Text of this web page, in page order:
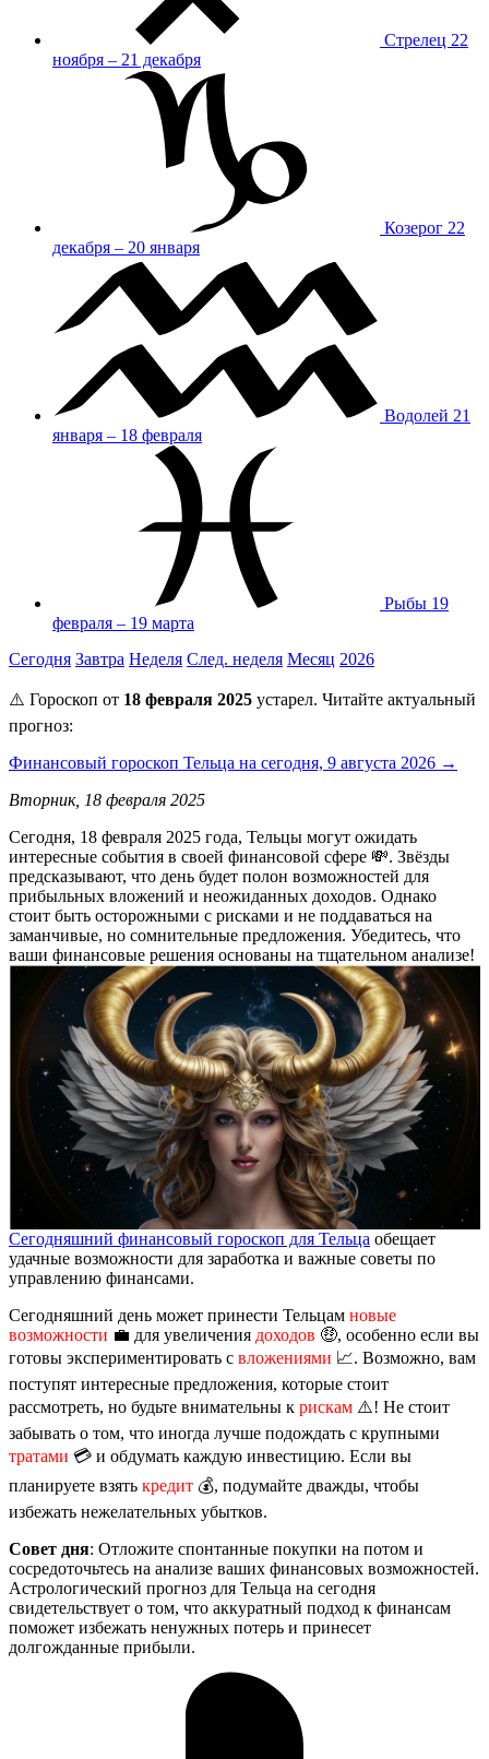
Стрелец 22
ноября – 21 декабря
Козерог 22
декабря – 20 января
Водолей 21
января – 18 февраля
Рыбы 19
февраля – 19 марта
Сегодня Завтра Неделя След. неделя Месяц 2026
⚠️ Гороскоп от 18 февраля 2025 устарел. Читайте актуальный
прогноз:
Финансовый гороскоп Тельца на сегодня, 9 августа 2026 →
Вторник, 18 февраля 2025
Сегодня, 18 февраля 2025 года, Тельцы могут ожидать
интересные события в своей финансовой сфере 💸. Звёзды
предсказывают, что день будет полон возможностей для
прибыльных вложений и неожиданных доходов. Однако
стоит быть осторожными с рисками и не поддаваться на
заманчивые, но сомнительные предложения. Убедитесь, что
ваши финансовые решения основаны на тщательном анализе!
Сегодняшний финансовый гороскоп для Тельца обещает
удачные возможности для заработка и важные советы по
управлению финансами.
Сегодняшний день может принести Тельцам новые
возможности 💼 для увеличения доходов 🤑, особенно если вы
готовы экспериментировать с вложениями 📈. Возможно, вам
поступят интересные предложения, которые стоит
рассмотреть, но будьте внимательны к рискам ⚠️! Не стоит
забывать о том, что иногда лучше подождать с крупными
тратами 💳 и обдумать каждую инвестицию. Если вы
планируете взять кредит 💰, подумайте дважды, чтобы
избежать нежелательных убытков.
Совет дня: Отложите спонтанные покупки на потом и
сосредоточьтесь на анализе ваших финансовых возможностей.
Астрологический прогноз для Тельца на сегодня
свидетельствует о том, что аккуратный подход к финансам
поможет избежать ненужных потерь и принесет
долгожданные прибыли.